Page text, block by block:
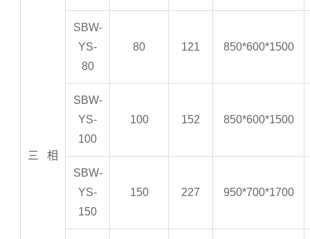
三 相
SBW-
YS-
80
80 121 850*600*1500
SBW-
YS-
100
100 152 850*600*1500
SBW-
YS-
150
150 227 950*700*1700